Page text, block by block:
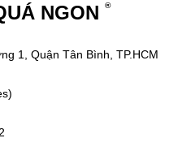
NGON ®
1, Quận Tân Bình, TP.HCM